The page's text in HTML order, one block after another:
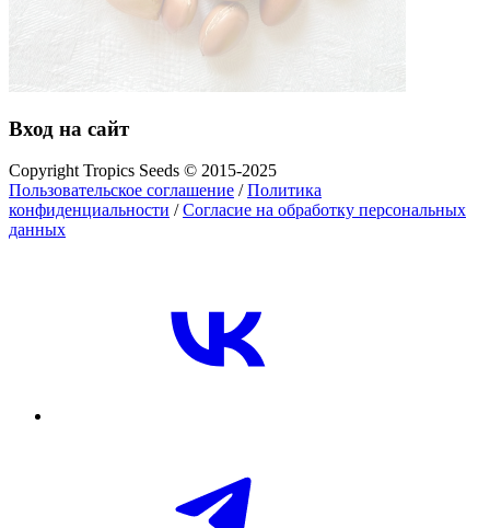
Вход на сайт
Copyright Tropics Seeds © 2015-2025
Пользовательское соглашение /Политика
конфиденциальности /Согласие на обработку персональных
данных